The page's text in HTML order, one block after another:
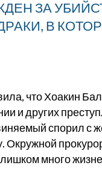
ЗА
В
что Хоакин
и других
спорил с
Окружной
много